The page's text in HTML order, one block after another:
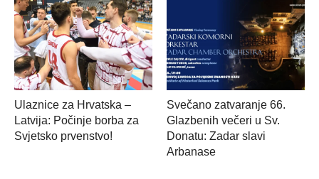
Ulaznice za Hrvatska –
Latvija: Počinje borba za
Svjetsko prvenstvo!
Svečano zatvaranje 66.
Glazbenih večeri u Sv.
Donatu: Zadar slavi
Arbanase